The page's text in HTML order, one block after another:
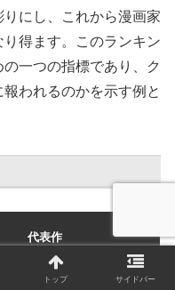
にし、これから漫画家
得ます。このランキン
一つの指標であり、ク
われるのかを示す例と
代表作
トップ サイドバー